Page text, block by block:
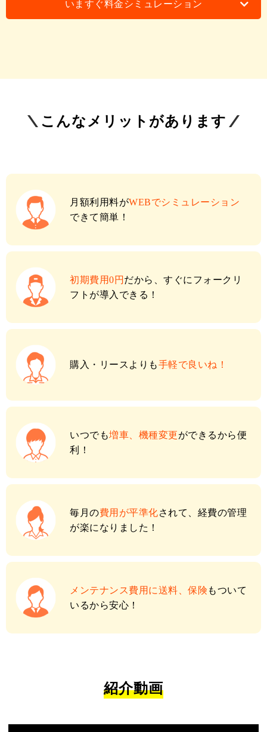
いますぐ料金シミュレーション
こんなメリットがあります
月額利用料がWEBでシミュレーション
できて簡単！
初期費用0円 だから、すぐにフォークリ
フトが導入できる！
購入・リースよりも手軽で良いね！
いつでも増車、機種変更ができるから便
利！
毎月の費用が平準化されて、経費の管理
が楽になりました！
メンテナンス費用に送料、保険 もついて
いるから安心！
紹介動画